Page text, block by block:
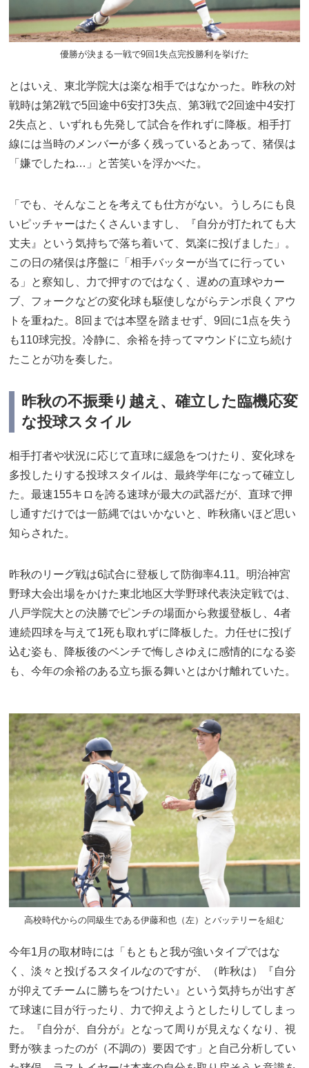
優勝が決まる一戦で9回1失点完投勝利を挙げた
とはいえ、東北学院大は楽な相手ではなかった。昨秋の対
戦時は第2戦で5回途中6安打3失点、第3戦で2回途中4安打
2失点と、いずれも先発して試合を作れずに降板。相手打
線には当時のメンバーが多く残っているとあって、猪俣は
「嫌でしたね…」と苦笑いを浮かべた。
「でも、そんなことを考えても仕方がない。うしろにも良
いピッチャーはたくさんいますし、『自分が打たれても大
丈夫』という気持ちで落ち着いて、気楽に投げました」。
この日の猪俣は序盤に「相手バッターが当てに行ってい
る」と察知し、力で押すのではなく、遅めの直球やカー
ブ、フォークなどの変化球も駆使しながらテンポ良くアウ
トを重ねた。8回までは本塁を踏ませず、9回に1点を失う
も110球完投。冷静に、余裕を持ってマウンドに立ち続け
たことが功を奏した。
昨秋の不振乗り越え、確立した臨機応変
な投球スタイル
相手打者や状況に応じて直球に緩急をつけたり、変化球を
多投したりする投球スタイルは、最終学年になって確立し
た。最速155キロを誇る速球が最大の武器だが、直球で押
し通すだけでは一筋縄ではいかないと、昨秋痛いほど思い
知らされた。
昨秋のリーグ戦は6試合に登板して防御率4.11。明治神宮
野球大会出場をかけた東北地区大学野球代表決定戦では、
八戸学院大との決勝でピンチの場面から救援登板し、4者
連続四球を与えて1死も取れずに降板した。力任せに投げ
込む姿も、降板後のベンチで悔しさゆえに感情的になる姿
も、今年の余裕のある立ち振る舞いとはかけ離れていた。
高校時代からの同級生である伊藤和也（左）とバッテリーを組む
今年1月の取材時には「もともと我が強いタイプではな
く、淡々と投げるスタイルなのですが、（昨秋は）『自分
が抑えてチームに勝ちをつけたい』という気持ちが出すぎ
て球速に目が行ったり、力で抑えようとしたりしてしまっ
た。『自分が、自分が』となって周りが見えなくなり、視
野が狭まったのが（不調の）要因です」と自己分析してい